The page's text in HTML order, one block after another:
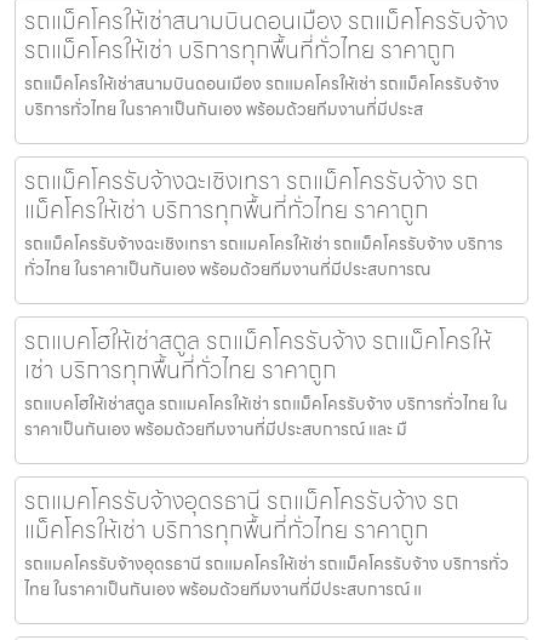
รถแม็คโครให้เช่าสนามบินดอนเมือง รถแม็คโครรับจ้าง
รถแม็คโครให้เช่า บริการทุกพื้นที่ทั่วไทย ราคาถูก
รถแม็คโครให้เช่าสนามบินดอนเมือง รถแมคโครให้เช่า รถแม็คโครรับจ้าง
บริการทั่วไทย ในราคาเป็นกันเอง พร้อมด้วยทีมงานที่มีประส
รถแม็คโครรับจ้างฉะเชิงเทรา รถแม็คโครรับจ้าง รถ
แม็คโครให้เช่า บริการทุกพื้นที่ทั่วไทย ราคาถูก
รถแม็คโครรับจ้างฉะเชิงเทรา รถแมคโครให้เช่า รถแม็คโครรับจ้าง บริการ
ทั่วไทย ในราคาเป็นกันเอง พร้อมด้วยทีมงานที่มีประสบการณ
รถแบคโฮให้เช่าสตูล รถแม็คโครรับจ้าง รถแม็คโครให้
เช่า บริการทุกพื้นที่ทั่วไทย ราคาถูก
รถแบคโฮให้เช่าสตูล รถแมคโครให้เช่า รถแม็คโครรับจ้าง บริการทั่วไทย ใน
ราคาเป็นกันเอง พร้อมด้วยทีมงานที่มีประสบการณ์ และ มื
รถแมคโครรับจ้างอุดรธานี รถแม็คโครรับจ้าง รถ
แม็คโครให้เช่า บริการทุกพื้นที่ทั่วไทย ราคาถูก
รถแมคโครรับจ้างอุดรธานี รถแมคโครให้เช่า รถแม็คโครรับจ้าง บริการทั่ว
ไทย ในราคาเป็นกันเอง พร้อมด้วยทีมงานที่มีประสบการณ์ แ